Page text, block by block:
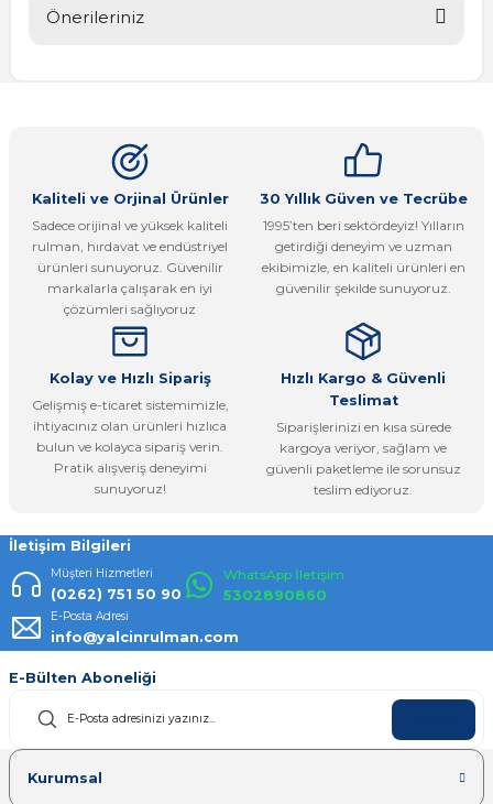
Önerileriniz
Görüş ve önerileriniz için teşekkür ederiz.
Ürün resmi kalitesiz, bozuk veya görüntülenemiyor.
Ürün açıklamasında eksik bilgiler bulunuyor.
Ürün bilgilerinde hatalar bulunuyor.
Ürün fiyatı diğer sitelerden daha pahalı.
Bu ürüne benzer farklı alternatifler olmalı.
Gönder
Kaliteli ve Orjinal Ürünler
Sadece orijinal ve yüksek kaliteli
rulman, hırdavat ve endüstriyel
ürünleri sunuyoruz. Güvenilir
markalarla çalışarak en iyi
çözümleri sağlıyoruz
30 Yıllık Güven ve Tecrübe
1995’ten beri sektördeyiz! Yılların
getirdiği deneyim ve uzman
ekibimizle, en kaliteli ürünleri en
güvenilir şekilde sunuyoruz.
Kolay ve Hızlı Sipariş
Gelişmiş e-ticaret sistemimizle,
ihtiyacınız olan ürünleri hızlıca
bulun ve kolayca sipariş verin.
Pratik alışveriş deneyimi
sunuyoruz!
Hızlı Kargo & Güvenli
Teslimat
Siparişlerinizi en kısa sürede
kargoya veriyor, sağlam ve
güvenli paketleme ile sorunsuz
teslim ediyoruz.
İletişim Bilgileri
Müşteri Hizmetleri
(0262) 751 50 90
WhatsApp İletişim
5302890860
E-Posta Adresi
info@yalcinrulman.com
E-Bülten Aboneliği
Kurumsal